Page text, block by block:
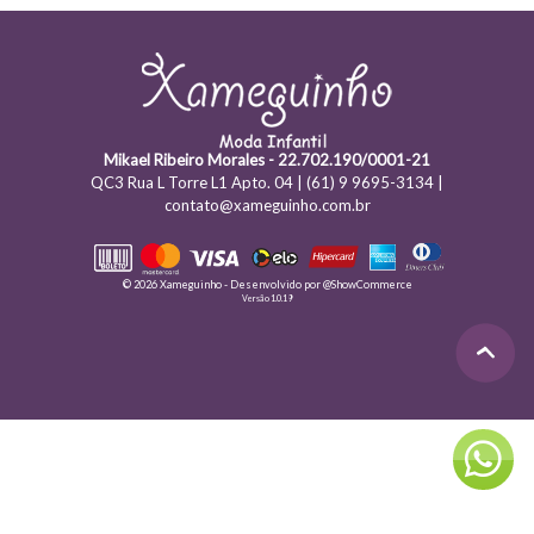
Mikael Ribeiro Morales - 22.702.190/0001-21
QC3 Rua L Torre L1 Apto. 04 | (61) 9 9695-3134 |
contato@xameguinho.com.br
© 2026 Xameguinho - Desenvolvido por@ShowCommerce
Versão 1.0.19